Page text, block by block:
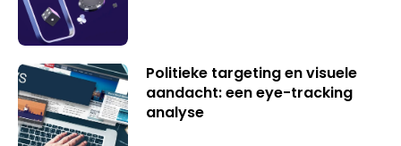
Politieke targeting en visuele
aandacht: een eye-tracking
analyse